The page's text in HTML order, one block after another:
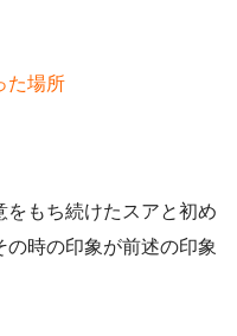
た場所
をもち続けたスアと初め
の時の印象が前述の印象